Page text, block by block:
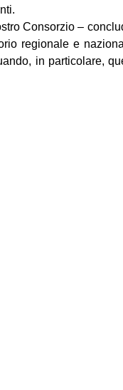
Consorzio –
regionale e
in particolare,